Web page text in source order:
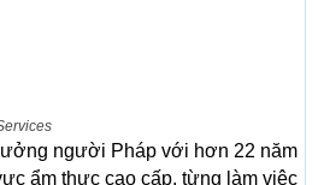
người Pháp với hơn 22 năm
ẩm thực cao cấp, từng làm việc